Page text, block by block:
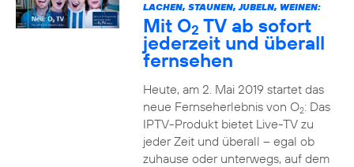
LACHEN, STAUNEN, JUBELN, WEINEN:
Mit O2 TV ab sofort
jederzeit und überall
fernsehen
Heute, am 2. Mai 2019 startet das
neue Fernseherlebnis von O2: Das
IPTV-Produkt bietet Live-TV zu
jeder Zeit und überall – egal ob
zuhause oder unterwegs, auf dem